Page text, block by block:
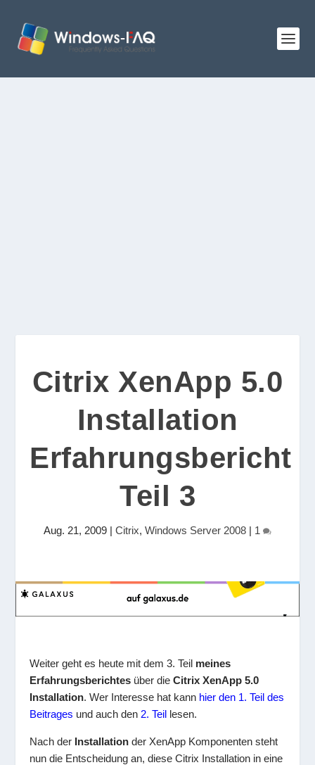
Citrix XenApp 5.0
Installation
Erfahrungsbericht
Teil 3
Aug. 21, 2009 | Citrix, Windows Server 2008 | 1
Weiter geht es heute mit dem 3. Teil meines
Erfahrungsberichtes über dieCitrix XenApp 5.0
Installation. Wer Interesse hat kann hier den 1. Teil des
Beitrages und auch den 2. Teil lesen.
Nach der Installationder XenApp Komponenten steht
nun die Entscheidung an, diese Citrix Installation in eine